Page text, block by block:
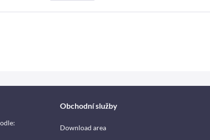
Obchodní služby
Download area